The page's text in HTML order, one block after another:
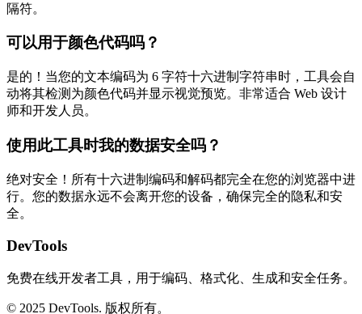
隔符。
可以用于颜色代码吗？
是的！当您的文本编码为 6 字符十六进制字符串时，工具会自
动将其检测为颜色代码并显示视觉预览。非常适合 Web 设计
师和开发人员。
使用此工具时我的数据安全吗？
绝对安全！所有十六进制编码和解码都完全在您的浏览器中进
行。您的数据永远不会离开您的设备，确保完全的隐私和安
全。
DevTools
免费在线开发者工具，用于编码、格式化、生成和安全任务。
© 2025 DevTools. 版权所有。